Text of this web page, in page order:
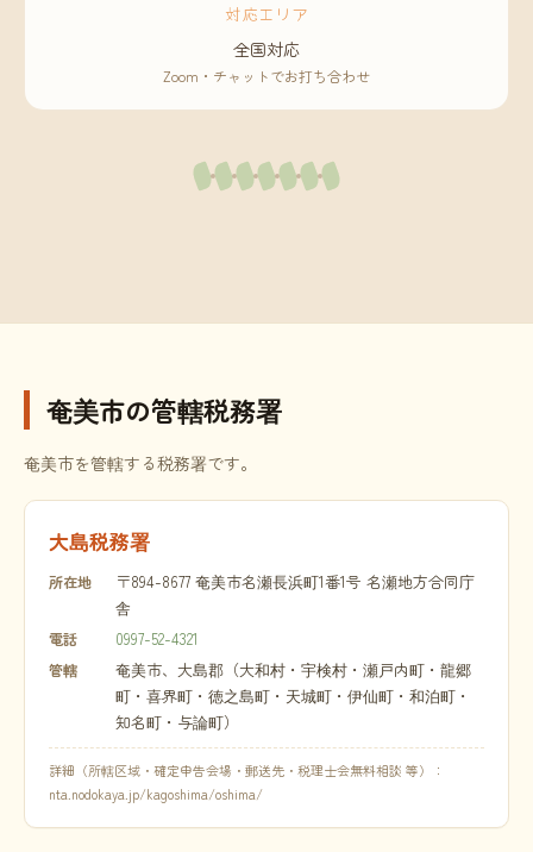
対応エリア
全国対応
Zoom・チャットでお打ち合わせ
奄美市の管轄税務署
奄美市を管轄する税務署です。
大島税務署
所在地
〒894-8677 奄美市名瀬長浜町1番1号 名瀬地方合同庁
舎
電話 0997-52-4321
管轄
奄美市、大島郡（大和村・宇検村・瀬戸内町・龍郷
町・喜界町・徳之島町・天城町・伊仙町・和泊町・
知名町・与論町）
詳細（所轄区域・確定申告会場・郵送先・税理士会無料相談 等）：
nta.nodokaya.jp/kagoshima/oshima/